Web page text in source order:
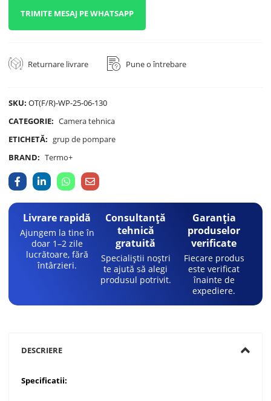
TRIMITE MESAJ PE WHATSAPP
Returnare livrare Pune o întrebare
SKU:OT(F/R)-WP-25-06-130
CATEGORIE: Camera tehnica
ETICHETĂ: grup de pompare
BRAND: Termo+
Livrare rapidă
Ajungem la tine în
doar 1–2 zile
lucrătoare, fără
întârzieri.
Consultanță
tehnică
gratuită
Specialiștii noștri
te ajută să alegi
produsul potrivit.
Garanția
produselor
verificate
Fiecare produs
este verificat
înainte de
expediere.
DESCRIERE
Specificatii: